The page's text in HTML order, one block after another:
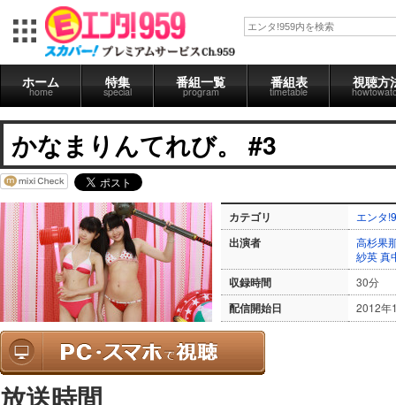
ホーム
home
特集
special
番組一覧
program
番組表
timetable
視聴方
かなまりんてれび。 #3
カテゴリ エンタ
出演者
高杉果
紗英真
収録時間 30分
配信開始日 2012年
放送時間